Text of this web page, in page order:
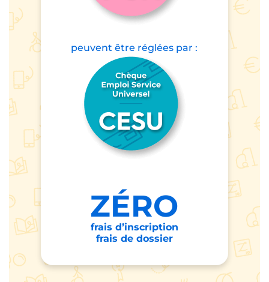
peuvent être réglées par :
ZÉRO
frais d’inscription
frais de dossier